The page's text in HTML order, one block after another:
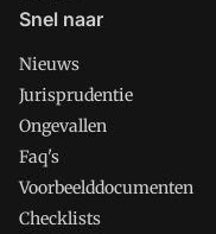
Snel naar
Nieuws
Jurisprudentie
Ongevallen
Faq's
Voorbeelddocumenten
Checklists